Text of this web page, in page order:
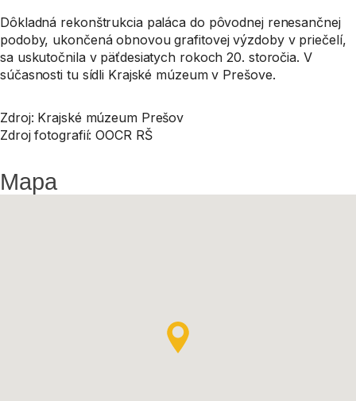
Dôkladná rekonštrukcia paláca do pôvodnej renesančnej
podoby, ukončená obnovou grafitovej výzdoby v priečelí,
sa uskutočnila v päťdesiatych rokoch 20. storočia. V
súčasnosti tu sídli Krajské múzeum v Prešove.
Zdroj: Krajské múzeum Prešov
Zdroj fotografií: OOCR RŠ
Mapa